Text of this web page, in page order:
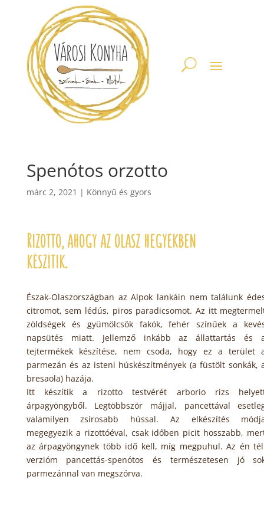
Spenótos orzotto
márc 2, 2021 | Könnyű és gyors
Rizotto, ahogy az olasz hegyekben
készítik.
Észak-Olaszországban az Alpok lankáin nem találunk
citromot, sem lédús, piros paradicsomot. Az itt
zöldségek és gyümölcsök fakók, fehér színűek a
napsütés miatt. Jellemző inkább az állattartás és
tejtermékek készítése, nem csoda, hogy ez a terület
parmezán és az isteni húskészítmények (a füstölt sonkák,
bresaola) hazája.
Itt készítik a rizotto testvérét arborio rizs
árpagyöngyből. Legtöbbször májjal, pancettával
valamilyen zsírosabb hússal. Az elkészítés
megegyezik a rizottóéval, csak időben picit hosszabb,
az árpagyöngynek több idő kell, míg megpuhul. Az én
verzióm pancettás-spenótos és természetesen jó
parmezánnal van megszórva.